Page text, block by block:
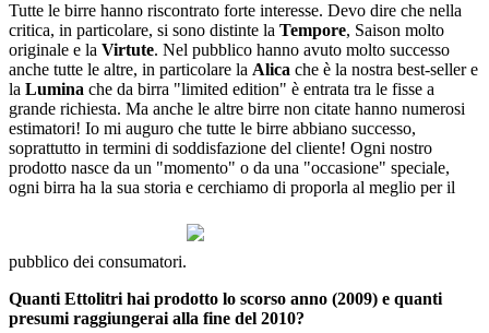
Tutte le birre hanno riscontrato forte interesse. Devo dire che nella
critica, in particolare, si sono distinte la Tempore, Saison molto
originale e la Virtute. Nel pubblico hanno avuto molto successo
anche tutte le altre, in particolare la Alica che è la nostra best-seller e
la Lumina che da birra "limited edition" è entrata tra le fisse a
grande richiesta. Ma anche le altre birre non citate hanno numerosi
estimatori! Io mi auguro che tutte le birre abbiano successo,
soprattutto in termini di soddisfazione del cliente! Ogni nostro
prodotto nasce da un "momento" o da una "occasione" speciale,
ogni birra ha la sua storia e cerchiamo di proporla al meglio per il
pubblico dei consumatori.
Quanti Ettolitri hai prodotto lo scorso anno (2009) e quanti
presumi raggiungerai alla fine del 2010?